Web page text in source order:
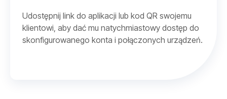
Udostępnij link do aplikacji lub kod QR swojemu
klientowi, aby dać mu natychmiastowy dostęp do
skonfigurowanego konta i połączonych urządzeń.